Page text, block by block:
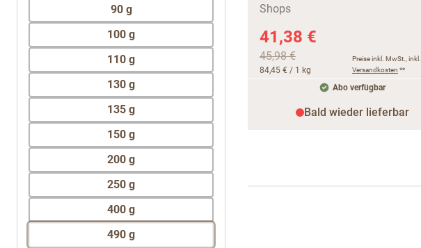
90 g
100 g
110 g
130 g
135 g
150 g
200 g
250 g
400 g
490 g
41,38 €
45,98 €
84,45 € / 1 kg
Preise inkl. MwSt., inkl.
Versandkosten **
Abo verfügbar
Bald wieder lieferbar